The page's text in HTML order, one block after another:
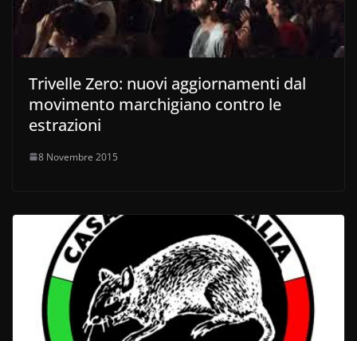
Trivelle Zero: nuovi aggiornamenti dal
movimento marchigiano contro le
estrazioni
8 Novembre 2015